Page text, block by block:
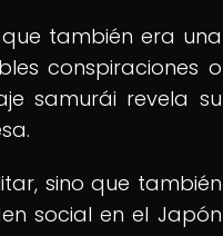
también era una
conspiraciones o
samurái revela su
sino que también
social en el Japón